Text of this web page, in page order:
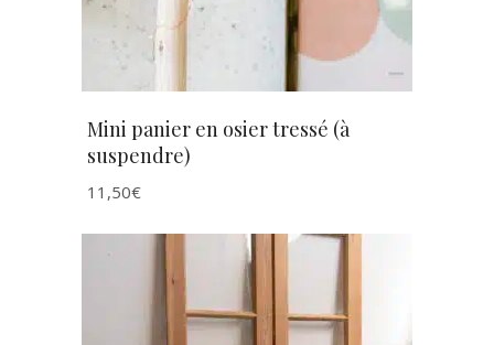
Mini panier en osier tressé (à
suspendre)
11,50€